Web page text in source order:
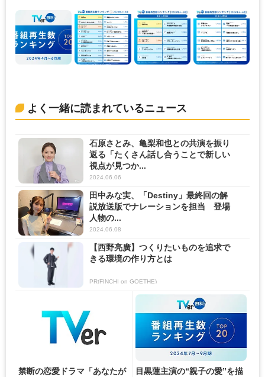
よく一緒に読まれているニュース
石原さとみ、亀梨和也との共演を振り
返る「たくさん話し合うことで新しい
視点が見つか...
2024.06.06
田中みな実、「Destiny」最終回の解
説放送版でナレーションを担当 登場
人物の...
2024.06.08
【西野亮廣】つくりたいものを追求で
きる環境の作り方とは
PR(FINCHI on GOETHE)
禁断の恋愛ドラマ「あなたが
目黒蓮主演の“親子の愛”を描